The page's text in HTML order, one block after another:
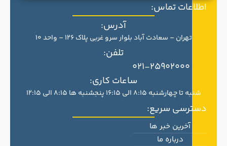
اطلاعات تماس:
آدرس:
تهران – سعادت آباد بلوار سرو غربی پلاک 126 – واحد 10
تلفن:
021-25902000
ساعات کاری:
شنبه تا چهارشنبه 8:15 الی 16:15 پنجشنبه ها 8:15 الی 12:15
دسترسی سریع:
آخرین خبر ها
درباره ما